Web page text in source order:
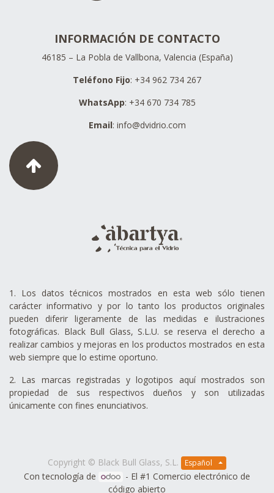
INFORMACIÓN DE CONTACTO
46185 – La Pobla de Vallbona, Valencia (España)
Teléfono Fijo: +34 962 734 267
WhatsApp: +34 670 734 785
Email: info@dvidrio.com
1. Los datos técnicos mostrados en esta web sólo tienen
carácter informativo y por lo tanto los productos originales
pueden diferir ligeramente de las medidas e ilustraciones
fotográficas. Black Bull Glass, S.L.U. se reserva el derecho a
realizar cambios y mejoras en los productos mostrados en esta
web siempre que lo estime oportuno.
2. Las marcas registradas y logotipos aquí mostrados son
propiedad de sus respectivos dueños y son utilizadas
únicamente con fines enunciativos.
Copyright © Black Bull Glass, S.L. Español
Con tecnología de - El #1Comercio electrónico de
código abierto